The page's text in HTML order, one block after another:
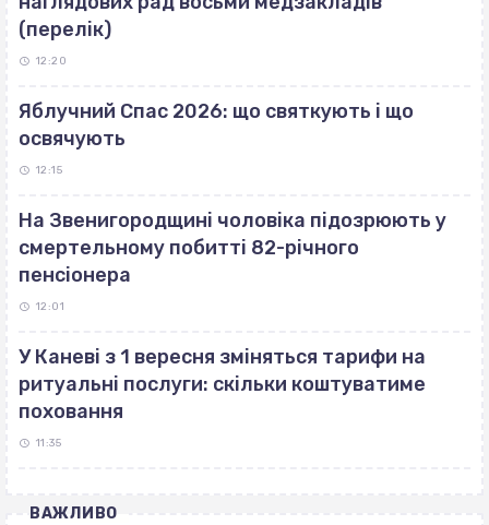
(перелік)
12:20
Яблучний Спас 2026: що святкують і що
освячують
12:15
На Звенигородщині чоловіка підозрюють у
смертельному побитті 82-річного
пенсіонера
12:01
У Каневі з 1 вересня зміняться тарифи на
ритуальні послуги: скільки коштуватиме
поховання
11:35
ВАЖЛИВО